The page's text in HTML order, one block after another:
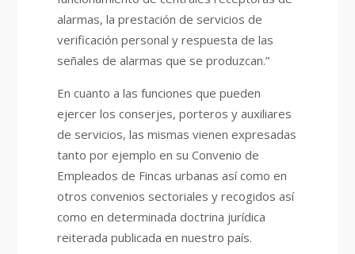
alarmas, la prestación de servicios de
verificación personal y respuesta de las
señales de alarmas que se produzcan.”
En cuanto a las funciones que pueden
ejercer los conserjes, porteros y auxiliares
de servicios, las mismas vienen expresadas
tanto por ejemplo en su Convenio de
Empleados de Fincas urbanas así como en
otros convenios sectoriales y recogidos así
como en determinada doctrina jurídica
reiterada publicada en nuestro país.